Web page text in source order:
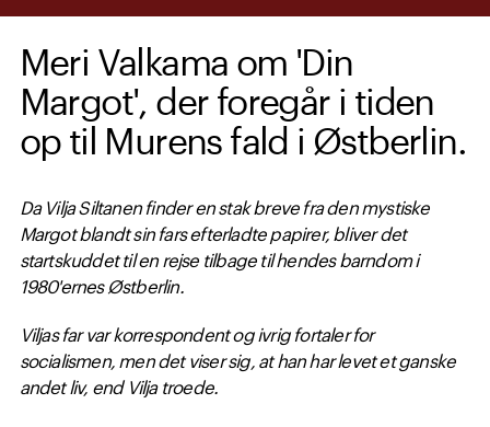
Meri Valkama om 'Din
Margot', der foregår i tiden
op til Murens fald i Østberlin.
Da Vilja Siltanen finder en stak breve fra den mystiske
Margot blandt sin fars efterladte papirer, bliver det
startskuddet til en rejse tilbage til hendes barndom i
1980'ernes Østberlin.
Viljas far var korrespondent og ivrig fortaler for
socialismen, men det viser sig, at han har levet et ganske
andet liv, end Vilja troede.